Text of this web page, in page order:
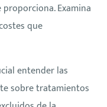
Examina
que
entender las
sobre tratamientos